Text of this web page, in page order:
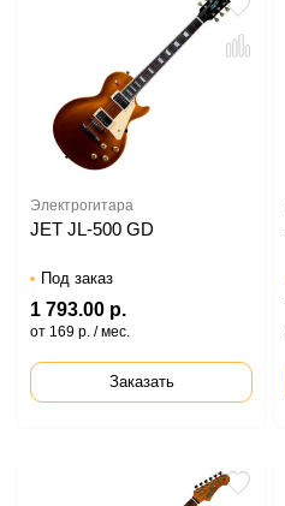
Электрогитара
JET JL-500 GD
Под заказ
1 793.00 р.
от 169 р. / мес.
Заказать